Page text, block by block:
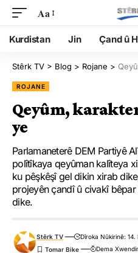
Aa
Kurdistan Jin Çand û
Stêrk TV > Blog > Rojane >
ROJANE
Qeyûm,
ye
Parlamaneterê DEM Partiyê
polîtîkaya qeyûman kalîteya
ku pêşkêşî gel dikin xirab
projeyên çandî û civakî
dike.
Stêrk TV
Dîroka Nûkirinê:
Dema